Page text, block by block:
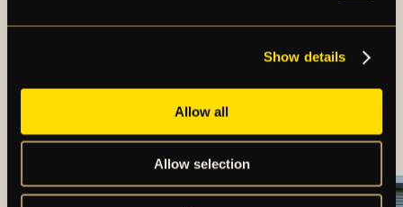
Show details
Allow all
Allow selection
TRUPPEN MOT IF
BROMMAPOJKARNA